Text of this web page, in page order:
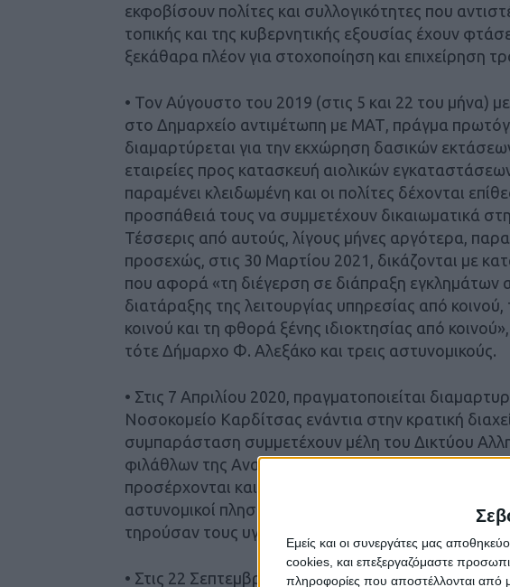
Εμείς και οι συνεργάτες μας
cookies, και επεξεργαζόμαστε
πληροφορίες που αποστέλλονται από
εκφοβίσουν πολίτες και συλλογικότητες που
τοπικής και της κυβερνητικής εξουσίας έχουν
ξεκάθαρα πλέον για στοχοποίηση και επιχείρηση
• Τον Αύγουστο του 2019 (στις 5 και 22 του μήνα)
στο Δημαρχείο αντιμέτωπη με ΜΑΤ, πράγμα
διαμαρτύρεται για την εκχώρηση δασικών
εταιρείες προς κατασκευή αιολικών
παραμένει κλειδωμένη και οι πολίτες δέχονται
προσπάθειά τους να συμμετέχουν δικαιωματικά
Τέσσερις από αυτούς, λίγους μήνες αργότερα,
προσεχώς, στις 30 Μαρτίου 2021, δικάζονται με
που αφορά «τη διέγερση σε διάπραξη εγκλημάτων
διατάραξης της λειτουργίας υπηρεσίας από
κοινού και τη φθορά ξένης ιδιοκτησίας από
τότε Δήμαρχο Φ. Αλεξάκο και τρεις αστυνομικούς.
• Στις 7 Απριλίου 2020, πραγματοποιείται
Νοσοκομείο Καρδίτσας ενάντια στην κρατική
συμπαράσταση συμμετέχουν μέλη του Δικτύου
φιλάθλων της Αναγέννησης ULTRAS GATE 3,
προσέρχονται και για εθελοντική αιμοδοσία. Στο
αστυνομικοί πλησιάζουν εννέα άτομα και τους
τηρούσαν τους υγειονομικούς κανόνες.
• Στις 22 Σεπτεμβρίου 2020, λίγες μέρες μετά την